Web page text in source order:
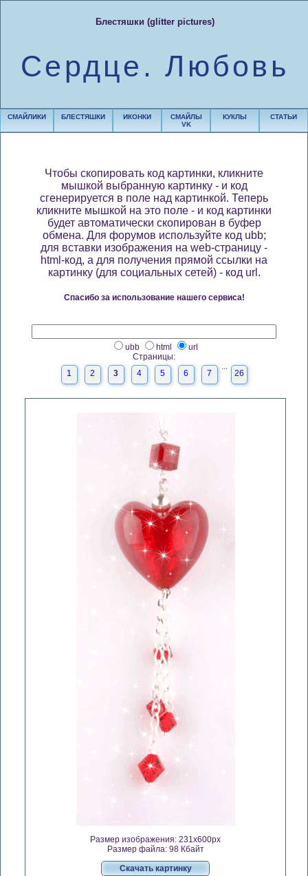
Блестяшки (glitter pictures)
Сердце. Любовь
СМАЙЛИКИ БЛЕСТЯШКИ ИКОНКИ
СМАЙЛЫ
VK
КУКЛЫ СТАТЬИ
Чтобы скопировать код картинки, кликните
мышкой выбранную картинку - и код
сгенерируется в поле над картинкой. Теперь
кликните мышкой на это поле - и код картинки
будет автоматически скопирован в буфер
обмена. Для форумов используйте код ubb;
для вставки изображения на web-страницу -
html-код, а для получения прямой ссылки на
картинку (для социальных сетей) - код url.
Спасибо за использование нашего сервиса!
ubb html
url
Страницы:
1
2 3 4 5 6 7
...
26
Размер изображения: 231x600px
Размер файла: 98 Кбайт
Скачать картинку